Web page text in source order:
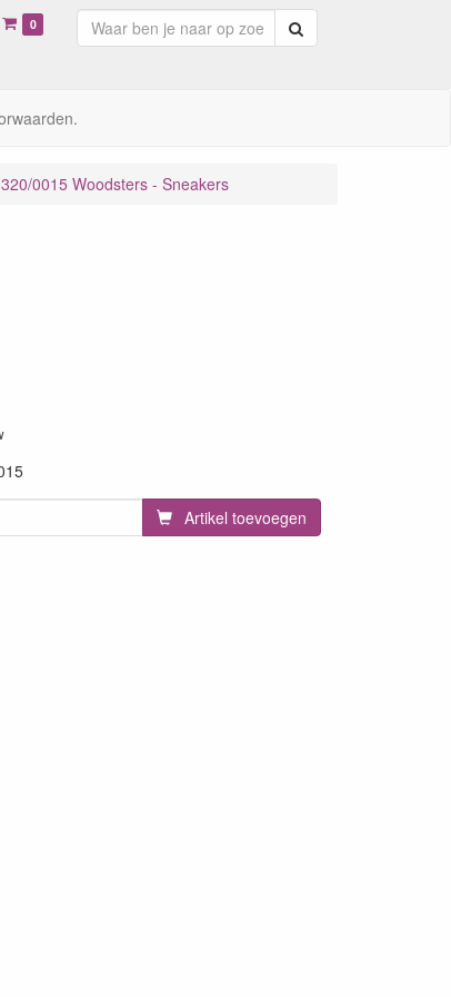
0
0015 Woodsters - Sneakers
Artikel toevoegen